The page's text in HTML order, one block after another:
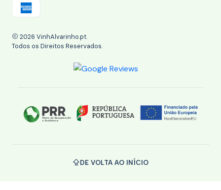
2026 VinhAlvarinho.pt.
Todos os Direitos Reservados.
DE VOLTA AO INÍCIO